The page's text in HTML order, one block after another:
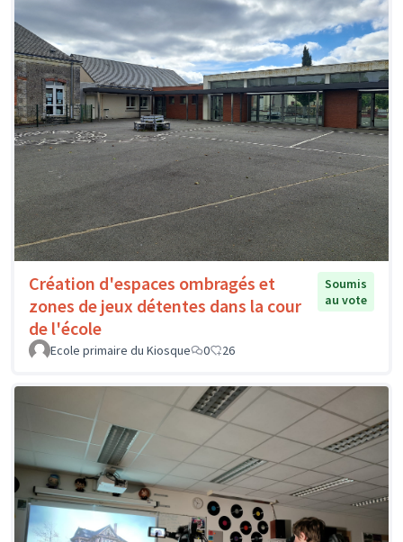
Création d'espaces ombragés et
zones de jeux détentes dans la cour
de l'école
Soumis
au vote
Ecole primaire du Kiosque 0 26